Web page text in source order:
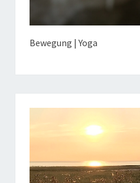
Bewegung | Yoga